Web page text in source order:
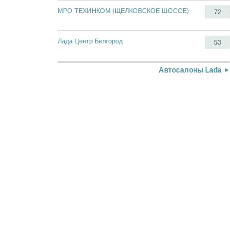
МРО ТЕХИНКОМ (ЩЕЛКОВСКОЕ ШОССЕ) 72
Лада Центр Белгород 53
Автосалоны Lada